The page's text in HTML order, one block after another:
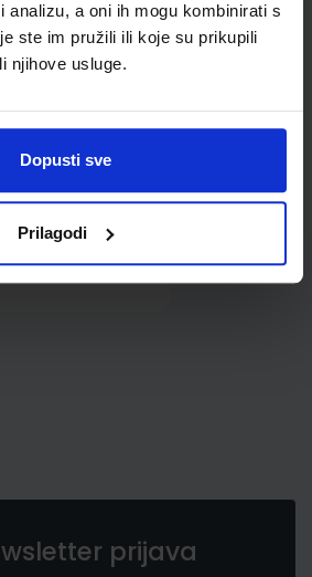
analizu, a oni ih mogu kombinirati s
ste im pružili ili koje su prikupili
njihove usluge.
Dopusti sve
Prilagodi
0,85 €
prijava